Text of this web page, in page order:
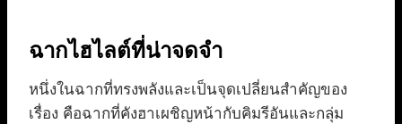
ฉากไฮไลต์ที่น่าจดจำ
หนึ่งในฉากที่ทรงพลังและเป็นจุดเปลี่ยนสำคัญของ
เรื่อง คือฉากที่คังฮาเผชิญหน้ากับคิมรีอันและกลุ่ม